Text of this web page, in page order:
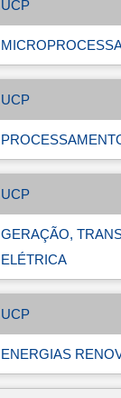
UCP
UCP
UCP
GERAÇÃO,
ELÉTRICA
UCP
ENERGIAS